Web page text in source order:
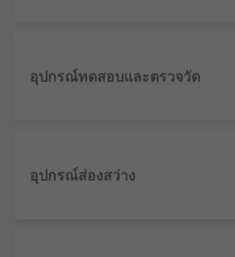
อุปกรณ์ทดสอบและตรวจวัด
อุปกรณ์ส่องสว่าง